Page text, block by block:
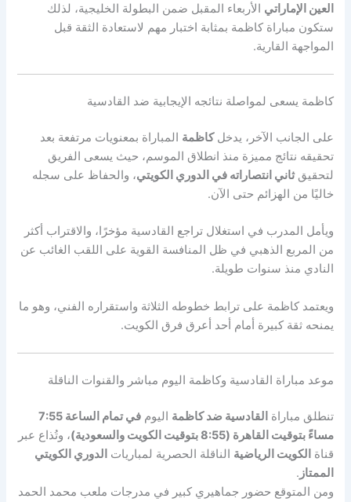
العين الإماراتي الأربعاء المقبل ضمن البطولة الخليجية، لذلك
ستكون مباراة كاظمة بمثابة اختبار مهم لاستعادة الثقة قبل
المواجهة القارية.
كاظمة يسعى لمواصلة نتائجه الإيجابية ضد القادسية
على الجانب الآخر، يدخلكاظمة المباراة بمعنويات مرتفعة بعد
تحقيقه نتائج مميزة منذ انطلاق الموسم، حيث يسعى الفريق
لتحقيقثاني انتصاراته في الدوري الكويتي، والحفاظ على سجله
خاليًا من الهزائم حتى الآن.
ويأمل المدرب في استغلال تراجع القادسية مؤخرًا، والاقتراب أكثر
من المربع الذهبي في ظل المنافسة القوية على اللقب الغائب عن
النادي منذ سنوات طويلة.
ويعتمد كاظمة على ترابط خطوطه الثلاثة واستقراره الفني، وهو ما
يمنحه ثقة كبيرة أمام أحد أعرق فرق الكويت.
موعد مباراة القادسية وكاظمة اليوم مباشر والقنوات الناقلة
تنطلق مباراة القادسية ضد كاظمة اليوم
في تمام الساعة 7:55
مساءً بتوقيت القاهرة (8:55 بتوقيت الكويت والسعودية)
، وتُذاع عبر
قناة الكويت الرياضية الناقلة الحصرية لمباريات الدوري الكويتي
الممتاز .
ومن المتوقع حضور جماهيري كبير في مدرجات ملعب محمد الحمد